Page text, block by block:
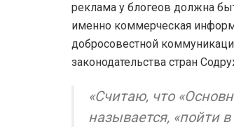
реклама у блогеов должна
именно коммерческая
добросовестной
законодательства стран
«Считаю, что
называется, «пойти